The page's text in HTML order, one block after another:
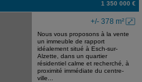
1 350 000 €
+/- 378 m²
Nous vous proposons à la vente
un immeuble de rapport
idéalement situé à Esch-sur-
Alzette, dans un quartier
résidentiel calme et recherché, à
proximité immédiate du centre-
ville...